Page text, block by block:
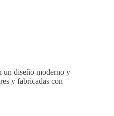
un diseño moderno y
y fabricadas con